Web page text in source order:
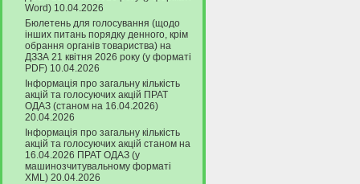
Word) 10.04.2026
Бюлетень для голосування (щодо
інших питань порядку денного, крім
обрання органів товариства) на
ДЗЗА 21 квітня 2026 року (у форматі
PDF) 10.04.2026
Інформація про загальну кількість
акцій та голосуючих акцій ПРАТ
ОДАЗ (станом на 16.04.2026)
20.04.2026
Інформація про загальну кількість
акцій та голосуючих акцій станом на
16.04.2026 ПРАТ ОДАЗ (у
машинозчитувальному форматі
XML) 20.04.2026